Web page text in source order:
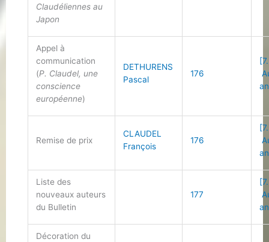
Claudéliennes au
Japon
Appel à
communication
(P. Claudel, une
conscience
européenne)
DETHURENS
Pascal
176
Remise de prix
CLAUDEL
François
176
Liste des
nouveaux auteurs
du Bulletin
177
Décoration du